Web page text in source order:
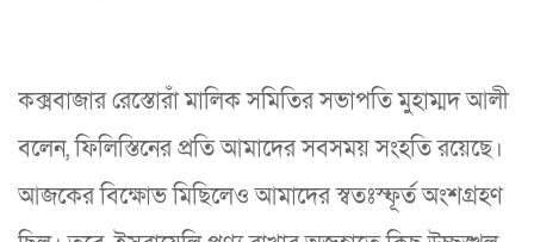
কক্সবাজার রেস্তোরাঁ মালিক সমিতির সভাপতি মুহাম্মদ আলী
বলেন, ফিলিস্তিনের প্রতি আমাদের সবসময় সংহতি রয়েছে।
আজকের বিক্ষোভ মিছিলেও আমাদের স্বতঃস্ফূর্ত অংশগ্রহণ